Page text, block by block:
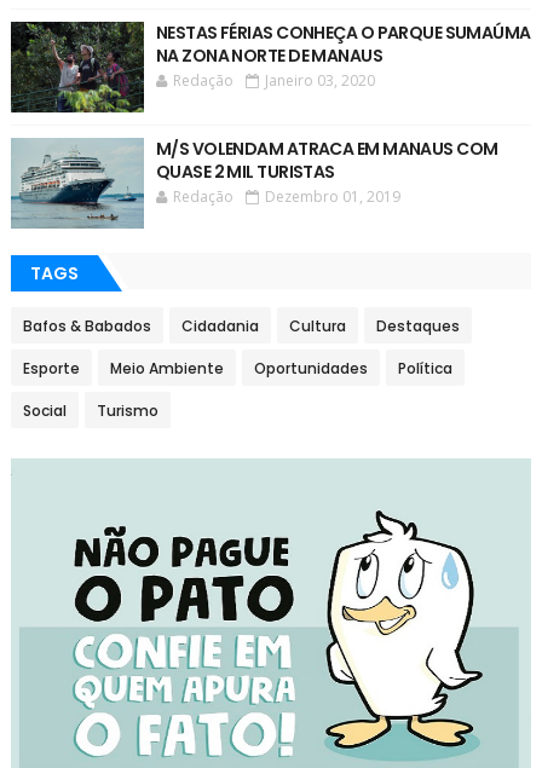
NESTAS FÉRIAS CONHEÇA O PARQUE SUMAÚMA
NA ZONA NORTE DE MANAUS
Redação Janeiro 03, 2020
M/S VOLENDAM ATRACA EM MANAUS COM
QUASE 2 MIL TURISTAS
Redação Dezembro 01, 2019
TAGS
Bafos & Babados Cidadania Cultura Destaques
Esporte Meio Ambiente Oportunidades Política
Social Turismo